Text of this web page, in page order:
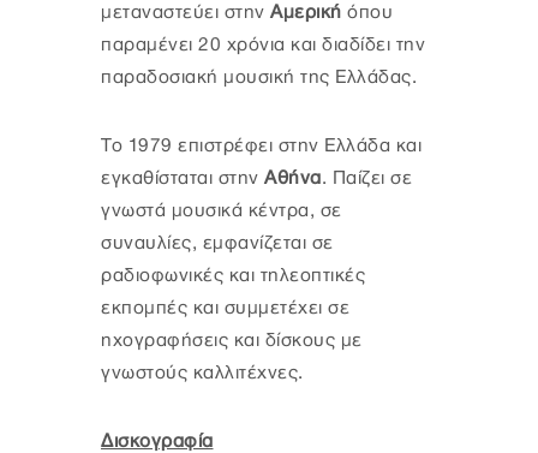
μεταναστεύει στην Αμερική όπου
παραμένει 20 χρόνια και διαδίδει την
παραδοσιακή μουσική της Ελλάδας.
Το 1979 επιστρέφει στην Ελλάδα και
εγκαθίσταται στην Αθήνα. Παίζει σε
γνωστά μουσικά κέντρα, σε
συναυλίες, εμφανίζεται σε
ραδιοφωνικές και τηλεοπτικές
εκπομπές και συμμετέχει σε
ηχογραφήσεις και δίσκους με
γνωστούς καλλιτέχνες.
Δισκογραφία